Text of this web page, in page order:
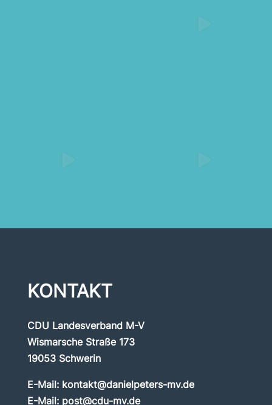
KONTAKT
CDU Landesverband M-V
Wismarsche Straße 173
19053 Schwerin
E-Mail: kontakt@danielpeters-mv.de
E-Mail: post@cdu-mv.de